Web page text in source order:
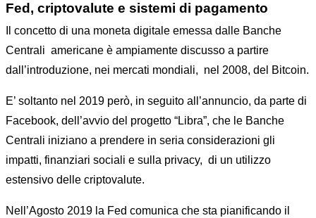
Fed, criptovalute e sistemi di pagamento
Il concetto di una moneta digitale emessa dalle Banche
Centrali americane è ampiamente discusso a partire
dall’introduzione, nei mercati mondiali, nel 2008, del Bitcoin.
E’ soltanto nel 2019 però, in seguito all’annuncio, da parte di
Facebook, dell’avvio del progetto “Libra”, che le Banche
Centrali iniziano a prendere in seria considerazioni gli
impatti, finanziari sociali e sulla privacy, di un utilizzo
estensivo delle criptovalute.
Nell’Agosto 2019 la Fed comunica che sta pianificando il